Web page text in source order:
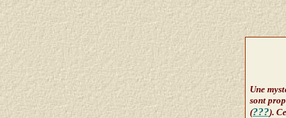
Une
sont
(???).